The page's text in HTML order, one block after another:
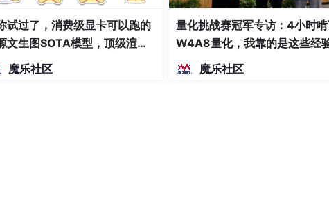
试过了，消费级显卡可以跑的
文生图SOTA模型，顶级渲
高密度文本绘图
魔乐社区
量化挑战赛冠军专访：4小时
W4A8量化，我靠的是这些经
魔乐社区